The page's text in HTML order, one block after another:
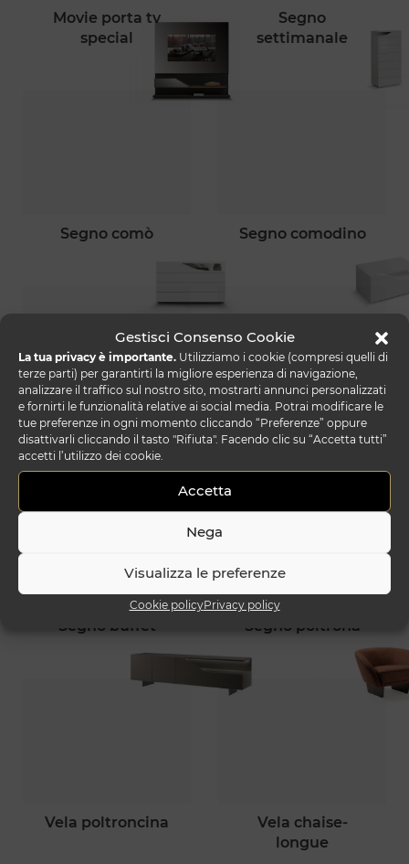
Gestisci Consenso Cookie
La tua privacy è importante. Utilizziamo i cookie (compresi quelli di
terze parti) per garantirti la migliore esperienza di navigazione,
analizzare il traffico sul nostro sito, mostrarti annunci personalizzati
e fornirti le funzionalità relative ai social media. Potrai modificare le
tue preferenze in ogni momento cliccando “Preferenze” oppure
disattivarli cliccando il tasto "Rifiuta". Facendo clic su “Accetta tutti”
accetti l’utilizzo dei cookie.
Accetta
Nega
Visualizza le preferenze
Cookie policyPrivacy policy
movie porta tv
special
segno
settimanale
segno comò segno comodino
segno letto segno libreria
segno buffet segno poltrona
vela poltroncina
vela chaise-
longue